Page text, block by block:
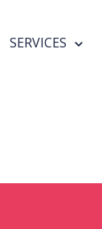
SERVICES